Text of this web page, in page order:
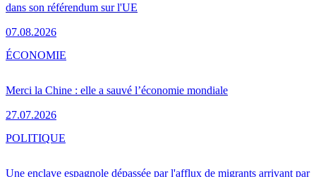
dans son référendum sur l'UE
07.08.2026
Merci la Chine : elle a sauvé l’économie mondiale
27.07.2026
ÉCONOMIE
Une enclave espagnole dépassée par l'afflux de migrants arrivant par
POLITIQUE